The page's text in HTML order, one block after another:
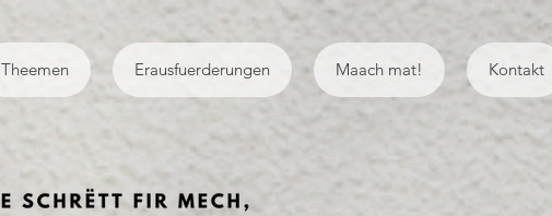
Theemen Erausfuerderungen Maach mat! Kontakt